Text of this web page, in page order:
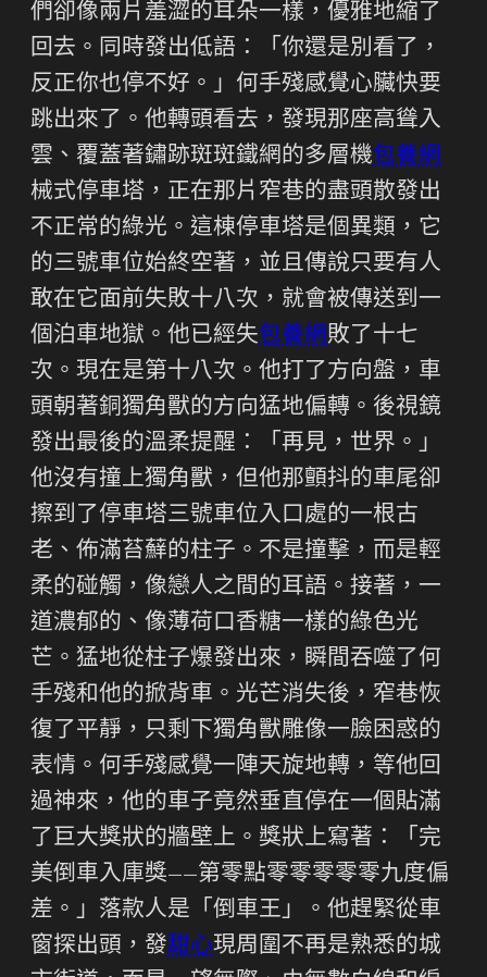
們卻像兩片羞澀的耳朵一樣，優雅地縮了
回去。同時發出低語：「你還是別看了，
反正你也停不好。」何手殘感覺心臟快要
跳出來了。他轉頭看去，發現那座高聳入
雲、覆蓋著鏽跡斑斑鐵網的多層機包養網
械式停車塔，正在那片窄巷的盡頭散發出
不正常的綠光。這棟停車塔是個異類，它
的三號車位始終空著，並且傳說只要有人
敢在它面前失敗十八次，就會被傳送到一
個泊車地獄。他已經失包養網敗了十七
次。現在是第十八次。他打了方向盤，車
頭朝著銅獨角獸的方向猛地偏轉。後視鏡
發出最後的溫柔提醒：「再見，世界。」
他沒有撞上獨角獸，但他那顫抖的車尾卻
擦到了停車塔三號車位入口處的一根古
老、佈滿苔蘚的柱子。不是撞擊，而是輕
柔的碰觸，像戀人之間的耳語。接著，一
道濃郁的、像薄荷口香糖一樣的綠色光
芒。猛地從柱子爆發出來，瞬間吞噬了何
手殘和他的掀背車。光芒消失後，窄巷恢
復了平靜，只剩下獨角獸雕像一臉困惑的
表情。何手殘感覺一陣天旋地轉，等他回
過神來，他的車子竟然垂直停在一個貼滿
了巨大獎狀的牆壁上。獎狀上寫著：「完
美倒車入庫獎——第零點零零零零零九度偏
差。」落款人是「倒車王」。他趕緊從車
窗探出頭，發甜心現周圍不再是熟悉的城